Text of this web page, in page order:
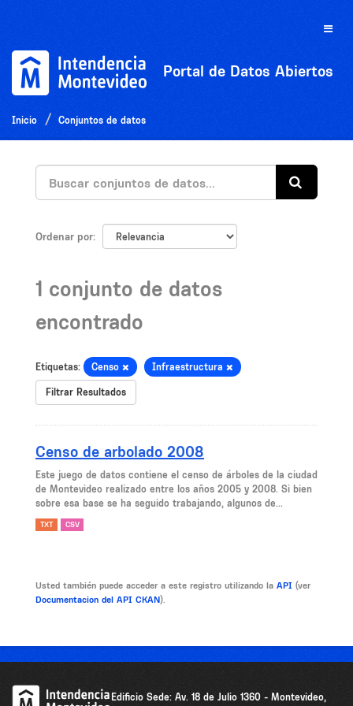
Toggle
Portal de Datos Abiertos
Inicio Conjuntos de datos
Ordenar por
1 conjunto de datos
encontrado
Etiquetas: Censo Infraestructura
Filtrar Resultados
Censo de arbolado 2008
Este juego de datos contiene el censo de árboles de la ciudad
de Montevideo realizado entre los años 2005 y 2008. Si bien
sobre esa base se ha seguido trabajando, algunos de...
TXT CSV
Usted también puede acceder a este registro utilizando la API (ver
Documentacion del API CKAN).
Edificio Sede: Av. 18 de Julio 1360 - Montevideo,